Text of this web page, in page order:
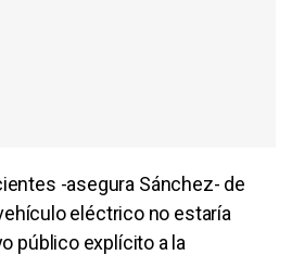
-asegura Sánchez- de
eléctrico no estaría
público explícito a la